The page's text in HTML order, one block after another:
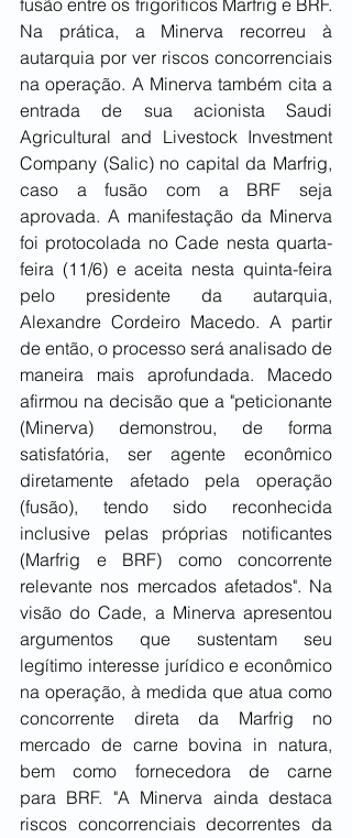
fusão entre os frigoríficos Marfrig e BRF.
Na prática, a Minerva recorreu à
autarquia por ver riscos concorrenciais
na operação. A Minerva também cita a
entrada de sua acionista Saudi
Agricultural and Livestock Investment
Company (Salic) no capital da Marfrig,
caso a fusão com a BRF seja
aprovada. A manifestação da Minerva
foi protocolada no Cade nesta quarta-
feira (11/6) e aceita nesta quinta-feira
pelo presidente da autarquia,
Alexandre Cordeiro Macedo. A partir
de então, o processo será analisado de
maneira mais aprofundada. Macedo
afirmou na decisão que a "peticionante
(Minerva) demonstrou, de forma
satisfatória, ser agente econômico
diretamente afetado pela operação
(fusão), tendo sido reconhecida
inclusive pelas próprias notificantes
(Marfrig e BRF) como concorrente
relevante nos mercados afetados". Na
visão do Cade, a Minerva apresentou
argumentos que sustentam seu
legítimo interesse jurídico e econômico
na operação, à medida que atua como
concorrente direta da Marfrig no
mercado de carne bovina in natura,
bem como fornecedora de carne
para BRF. "A Minerva ainda destaca
riscos concorrenciais decorrentes da